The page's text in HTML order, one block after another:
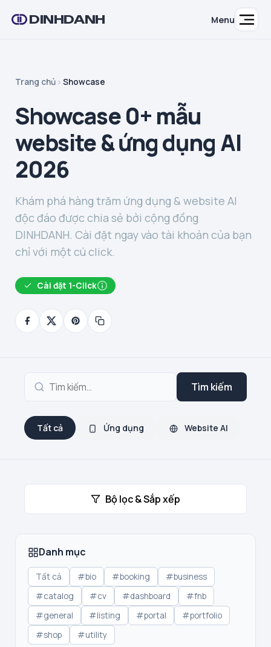
DINHDANH Menu
Trang chủ Showcase
Showcase 0+ mẫu
website & ứng dụng AI
2026
Khám phá hàng trăm ứng dụng & website AI
độc đáo được chia sẻ bởi cộng đồng
DINHDANH. Cài đặt ngay vào tài khoản của bạn
chỉ với một cú click.
Cài đặt 1-Click
Tìm kiếm
Tất cả Ứng dụng Website AI
Bộ lọc & Sắp xếp
Danh mục
Tất cả #bio #booking
#business
#catalog
#cv #dashboard
#fnb
#general
#listing #portal
#portfolio
#shop
#utility